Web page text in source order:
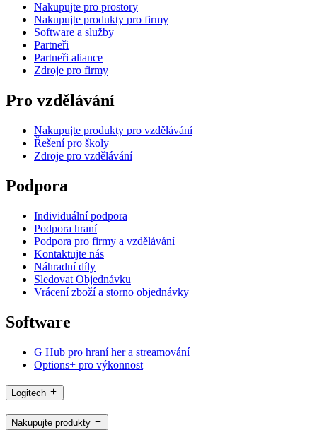
Nakupujte pro prostory
Nakupujte produkty pro firmy
Software a služby
Partneři
Partneři aliance
Zdroje pro firmy
Pro vzdělávání
Nakupujte produkty pro vzdělávání
Řešení pro školy
Zdroje pro vzdělávání
Podpora
Individuální podpora
Podpora hraní
Podpora pro firmy a vzdělávání
Kontaktujte nás
Náhradní díly
Sledovat Objednávku
Vrácení zboží a storno objednávky
Software
G Hub pro hraní her a streamování
Options+ pro výkonnost
Logitech
Nakupujte produkty